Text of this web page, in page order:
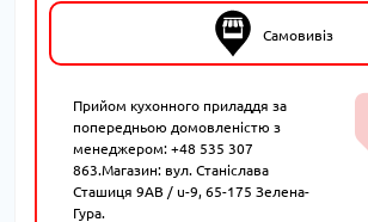
Самовивіз
Прийом кухонного приладдя за
попередньою домовленістю з
менеджером: +48 535 307
863.Магазин: вул. Станіслава
Сташиця 9AB / u-9, 65-175 Зелена-
Гура.